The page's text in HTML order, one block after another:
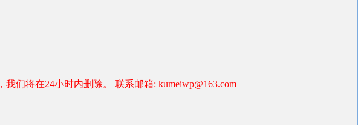
们将在24小时内删除。 联系邮箱: kumeiwp@163.com